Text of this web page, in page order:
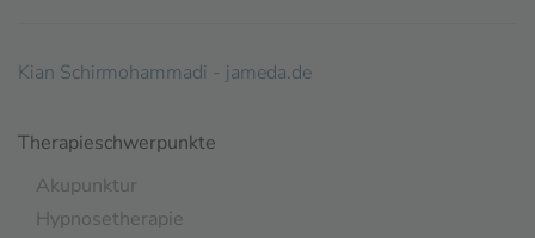
Kian Schirmohammadi - jameda.de
Therapieschwerpunkte
Akupunktur
Hypnosetherapie